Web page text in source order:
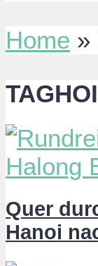
Home »
Quer
Hanoi